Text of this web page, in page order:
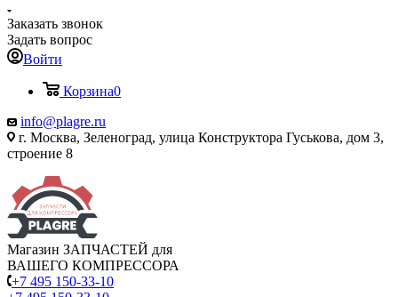
Заказать звонок
Задать вопрос
Войти
Корзина0
info@plagre.ru
г. Москва, Зеленоград, улица Конструктора Гуськова, дом 3,
строение 8
Магазин ЗАПЧАСТЕЙ для
ВАШЕГО КОМПРЕССОРА
+7 495 150-33-10